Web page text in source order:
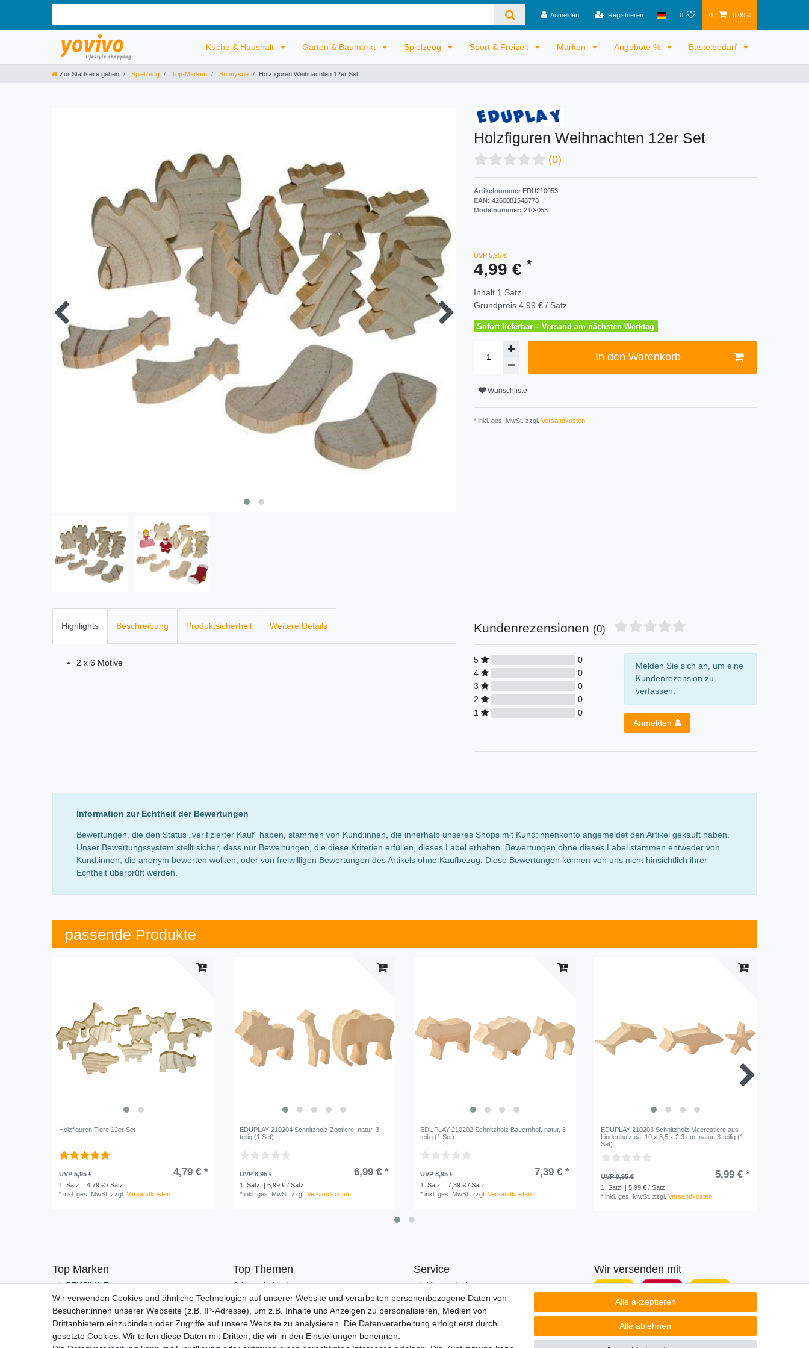
Anmelden Registrieren 0 0 0,00 €
Küche & Haushalt Garten & Baumarkt Spielzeug Sport & Freizeit Marken Angebote % Bastelbedarf
Zur Startseite gehen Spielzeug Top-Marken Sunnysue Holzfiguren Weihnachten 12er Set
Holzfiguren Weihnachten 12er Set
(0)
Artikelnummer EDU210053
EAN: 4260081548778
Modelnummer: 210-053
UVP 5,95 €
4,99 € *
Inhalt 1 Satz
Grundpreis 4,99 € / Satz
Sofort lieferbar – Versand am nächsten Werktag
In den Warenkorb
Wunschliste
* inkl. ges. MwSt. zzgl. Versandkosten
Highlights Beschreibung Produktsicherheit Weitere Details
2 x 6 Motive
Kundenrezensionen (0)
5
0
4
0
3
0
2
0
1
0
Melden Sie sich an, um eine
Kundenrezension zu
verfassen.
Anmelden
Information zur Echtheit der Bewertungen
Bewertungen, die den Status „verifizierter Kauf“ haben, stammen von Kund:innen, die innerhalb unseres Shops mit Kund:innenkonto angemeldet den Artikel gekauft haben.
Unser Bewertungssystem stellt sicher, dass nur Bewertungen, die diese Kriterien erfüllen, dieses Label erhalten. Bewertungen ohne dieses Label stammen entweder von
Kund:innen, die anonym bewerten wollten, oder von freiwilligen Bewertungen des Artikels ohne Kaufbezug. Diese Bewertungen können von uns nicht hinsichtlich ihrer
Echtheit überprüft werden.
passende Produkte
Holzfiguren Tiere 12er Set
UVP 5,95 € 4,79 € *
1 Satz
| 4,79 € / Satz
*inkl. ges. MwSt. zzgl.Versandkosten
EDUPLAY 210204 Schnitzholz Zootiere, natur, 3-
teilig (1 Set)
UVP 8,95 € 6,99 € *
1 Satz
| 6,99 € / Satz
*inkl. ges. MwSt. zzgl.Versandkosten
EDUPLAY 210202 Schnitzholz Bauernhof, natur, 3-
teilig (1 Set)
UVP 8,95 € 7,39 € *
1 Satz
| 7,39 € / Satz
*inkl. ges. MwSt. zzgl.Versandkosten
EDUPLAY 210203 Schnitzholz Meerestiere aus
Lindenholz ca. 10 x 3,5 x 2,3 cm, natur, 3-teilig (1
Set)
UVP 8,95 € 5,99 € *
1 Satz
| 5,99 € / Satz
*inkl. ges. MwSt. zzgl.Versandkosten
Top Marken
SENSiLINE
Top Themen
Adventskalender
Service
Versandinfos
FAQ
Ersatzteile
Registrieren
Wir versenden mit
Wir verwenden Cookies und ähnliche Technologien auf unserer Website und verarbeiten personenbezogene Daten von
Besucher:innen unserer Webseite (z.B. IP-Adresse), um z.B. Inhalte und Anzeigen zu personalisieren, Medien von
Drittanbietern einzubinden oder Zugriffe auf unsere Website zu analysieren. Die Datenverarbeitung erfolgt erst durch
gesetzte Cookies. Wir teilen diese Daten mit Dritten, die wir in den Einstellungen benennen.
Alle akzeptieren
Alle ablehnen